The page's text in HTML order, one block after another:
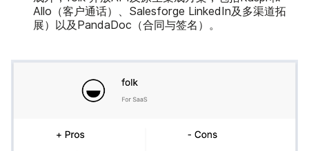
Allo（客户通话）、Salesforge LinkedIn及多渠道拓
展）以及PandaDoc（合同与签名）。